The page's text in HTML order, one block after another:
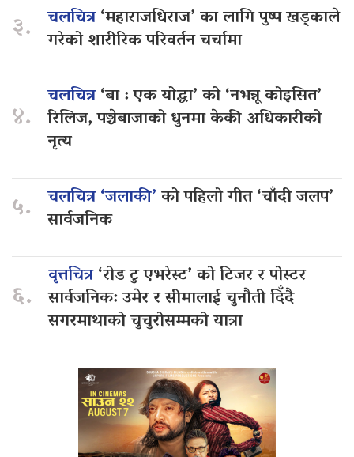
३. चलचित्र‘महाराजधिराज’ का लागि पुष्प खड्काले
गरेको शारीरिक परिवर्तन चर्चामा
४.
चलचित्र‘बा : एक योद्धा’ को ‘नभन्नू कोइसित’
रिलिज, पञ्चेबाजाको धुनमा केकी अधिकारीको
नृत्य
५. चलचित्र ‘जलाकी’को पहिलो गीत ‘चाँदी जलप’
सार्वजनिक
६.
वृत्तचित्र‘रोड टु एभरेस्ट’ को टिजर र पोस्टर
सार्वजनिक: उमेर र सीमालाई चुनौती दिँदै
सगरमाथाको चुचुरोसम्मको यात्रा